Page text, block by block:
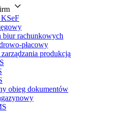
biur rachunkowych
płacowy
produkcją
obieg dokumentów